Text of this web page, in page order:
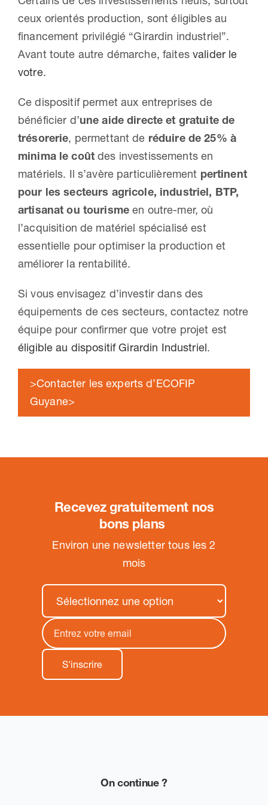
ceux orientés production, sont éligibles au
financement privilégié “Girardin industriel”.
Avant toute autre démarche, faitesvalider le
votre.
Ce dispositif permet aux entreprises de
bénéficier d’une aide directe et gratuite de
trésorerie, permettant de réduire de 25% à
minima le coût des investissements en
matériels. Il s’avère particulièrement pertinent
pour les secteurs agricole, industriel, BTP,
artisanat ou tourismeen outre-mer, où
l’acquisition de matériel spécialisé est
essentielle pour optimiser la production et
améliorer la rentabilité.
Si vous envisagez d’investir dans des
équipements de ces secteurs, contactez notre
équipe pour confirmer que votre projet est
éligible au dispositif Girardin Industriel.
>Contacter les experts d’ECOFIP
Guyane>
Recevez gratuitement nos
bons plans
Environ une newsletter tous les 2
mois
On continue ?